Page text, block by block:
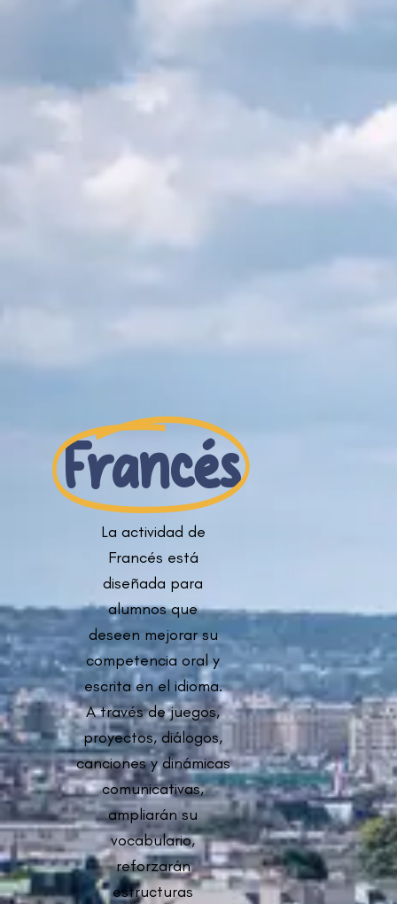
Francés
La actividad de
Francés está
diseñada para
alumnos que
deseen mejorar su
competencia oral y
escrita en el idioma.
A través de juegos,
proyectos, diálogos,
canciones y dinámicas
comunicativas,
ampliarán su
vocabulario,
reforzarán
estructuras